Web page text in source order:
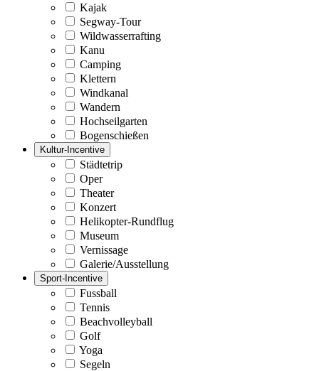
Kajak
Segway-Tour
Wildwasserrafting
Kanu
Camping
Klettern
Windkanal
Wandern
Hochseilgarten
Bogenschießen
Kultur-Incentive
Städtetrip
Oper
Theater
Konzert
Helikopter-Rundflug
Museum
Vernissage
Galerie/Ausstellung
Sport-Incentive
Fussball
Tennis
Beachvolleyball
Golf
Yoga
Segeln